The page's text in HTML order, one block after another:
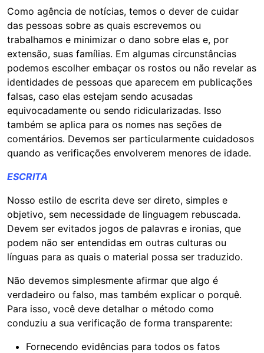
Como agência de notícias, temos o dever de cuidar
das pessoas sobre as quais escrevemos ou
trabalhamos e minimizar o dano sobre elas e, por
extensão, suas famílias. Em algumas circunstâncias
podemos escolher embaçar os rostos ou não revelar as
identidades de pessoas que aparecem em publicações
falsas, caso elas estejam sendo acusadas
equivocadamente ou sendo ridicularizadas. Isso
também se aplica para os nomes nas seções de
comentários. Devemos ser particularmente cuidadosos
quando as verificações envolverem menores de idade.
ESCRITA
Nosso estilo de escrita deve ser direto, simples e
objetivo, sem necessidade de linguagem rebuscada.
Devem ser evitados jogos de palavras e ironias, que
podem não ser entendidas em outras culturas ou
línguas para as quais o material possa ser traduzido.
Não devemos simplesmente afirmar que algo é
verdadeiro ou falso, mas também explicar o porquê.
Para isso, você deve detalhar o método como
conduziu a sua verificação de forma transparente:
Fornecendo evidências para todos os fatos